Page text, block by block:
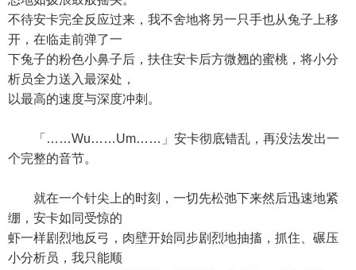
不待安卡完全反应过来，我不舍地将另一只手也从兔子上移
开，在临走前弹了一
下兔子的粉色小鼻子后，扶住安卡后方微翘的蜜桃，将小分
析员全力送入最深处，
以最高的速度与深度冲刺。
「……Wu……Um……」安卡彻底错乱，再没法发出一
个完整的音节。
就在一个针尖上的时刻，一切先松弛下来然后迅速地紧
绷，安卡如同受惊的
虾一样剧烈地反弓，肉壁开始同步剧烈地抽搐，抓住、碾压
小分析员，我只能顺